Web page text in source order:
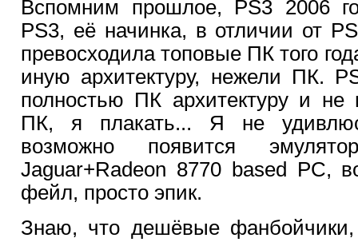
Вспомним прошлое, PS3 2006
PS3, её начинка, в отличии от
превосходила топовые ПК того
иную архитектуру, нежели ПК.
полностью ПК архитектуру и не
ПК, я плакать... Я не
возможно появится
Jaguar+Radeon 8770 based PC,
фейл, просто эпик.
Знаю, что дешёвые